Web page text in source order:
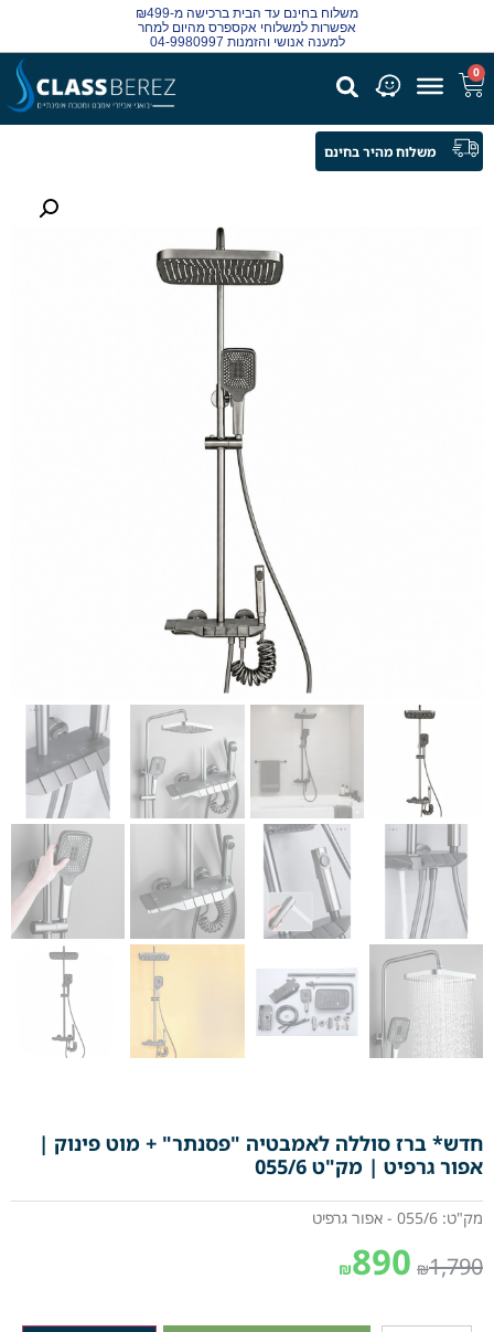
משלוח בחינם עד הבית ברכישה מ-₪499
אפשרות למשלוחי אקספרס מהיום למחר
למענה אנושי והזמנות 04-9980997
0
חדש* ברז סוללה לאמבטיה "פסנתר" + מוט פינוק |
אפור גרפיט | מק"ט 055/6
מק"ט: 055/6 - אפור גרפיט
₪1,790
₪890
משלוח מהיר בחינם